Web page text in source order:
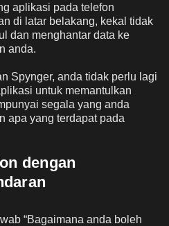
aplikasi pada telefon
di latar belakang, kekal tidak
dan menghantar data ke
anda.
Spynger, anda tidak perlu lagi
untuk memantulkan
segala yang anda
apa yang terdapat pada
dengan
“Bagaimana anda boleh